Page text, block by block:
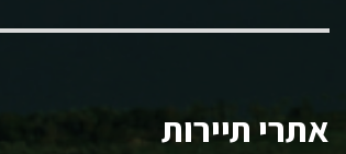
אתרי תיירות